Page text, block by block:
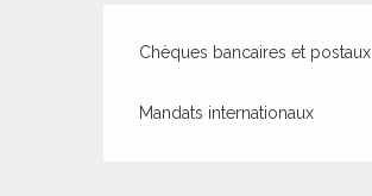
Chèques bancaires et postaux
Mandats internationaux